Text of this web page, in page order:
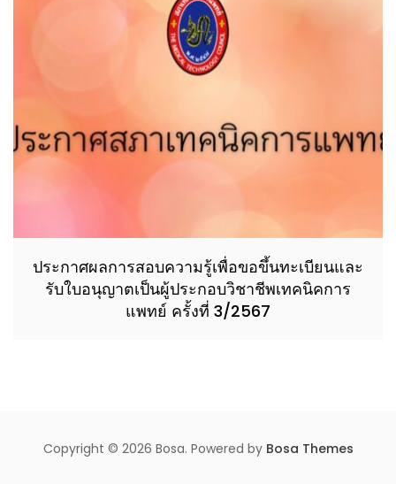
ประกาศผลการสอบความรู้เพื่อขอขึ้นทะเบียนและ
รับใบอนุญาตเป็นผู้ประกอบวิชาชีพเทคนิคการ
แพทย์ ครั้งที่ 3/2567
Copyright © 2026 Bosa. Powered by Bosa Themes